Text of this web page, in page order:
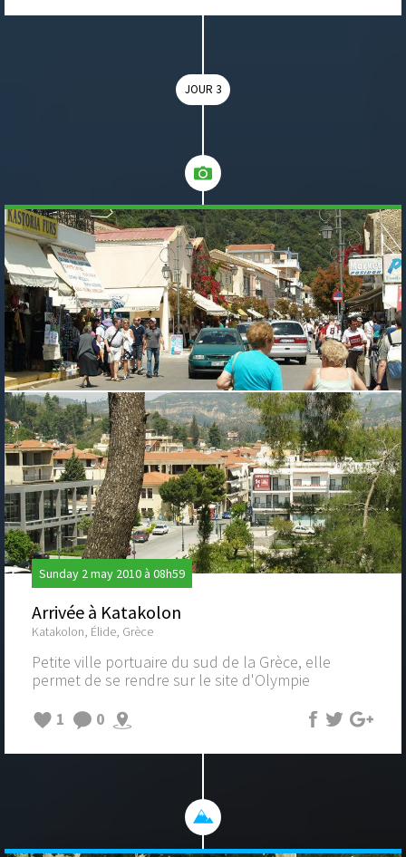
JOUR 3
Sunday 2 may 2010 à 08h59
Arrivée à Katakolon
Katakolon, Élide, Grèce
Petite ville portuaire du sud de la Grèce, elle
permet de se rendre sur le site d'Olympie
1
0